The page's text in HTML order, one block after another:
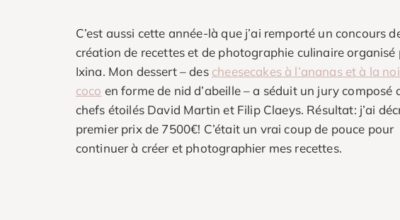
C’est aussi cette année-là que j’ai remporté un concours
création de recettes et de photographie culinaire organisé
Ixina. Mon dessert – des cheesecakes à l’ananas et à la
coco en forme de nid d’abeille – a séduit un jury composé
chefs étoilés David Martin et Filip Claeys. Résultat: j’ai
premier prix de 7500€! C’était un vrai coup de pouce pour
continuer à créer et photographier mes recettes.